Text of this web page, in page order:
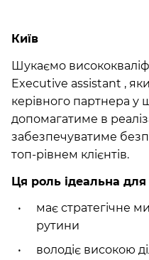
Київ
Шукаємо
Executive assistant ,
керівного партнера у
допомагатиме в
забезпечуватиме
топ-рівнем клієнтів.
Ця роль ідеальна
має стратегічне
рутини
володіє високою